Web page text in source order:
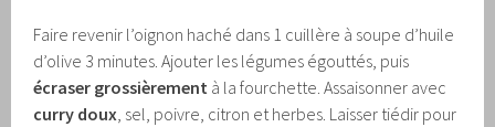
Faire revenir l’oignon haché dans 1 cuillère à soupe d’huile
d’olive 3 minutes. Ajouter les légumes égouttés, puis
écraser grossièrement à la fourchette. Assaisonner avec
curry doux , sel, poivre, citron et herbes. Laisser tiédir pour